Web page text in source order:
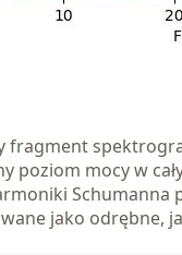
fragment
poziom mocy w
Schumanna
jako odrębne,